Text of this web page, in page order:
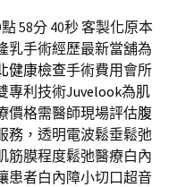
58分 40秒客製化原本
乳手術經歷最新當舖為
健康檢查手術費用會所
專利技術Juvelook為肌
價格需醫師現場評估腹
務，透明電波鬆垂鬆弛
筋膜程度鬆弛醫療白內
患者白內障小切口超音